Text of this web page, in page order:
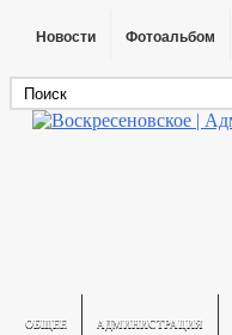
Новости Фотоальбом
ОБЩЕЕ АДМИНИСТРАЦИЯ